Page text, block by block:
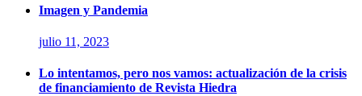
Imagen y Pandemia
julio 11, 2023
Lo intentamos, pero nos vamos: actualización de la crisis
de financiamiento de Revista Hiedra